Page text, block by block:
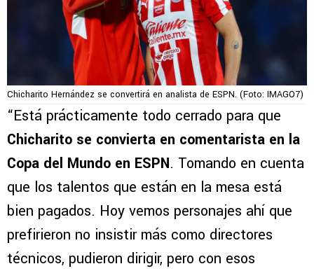
Chicharito Hernández se convertirá en analista de ESPN. (Foto: IMAGO7)
“Está prácticamente todo cerrado para que
Chicharito se convierta en comentarista en la
Copa del Mundo en ESPN. Tomando en cuenta
que los talentos que están en la mesa está
bien pagados. Hoy vemos personajes ahí que
prefirieron no insistir más como directores
técnicos, pudieron dirigir, pero con esos